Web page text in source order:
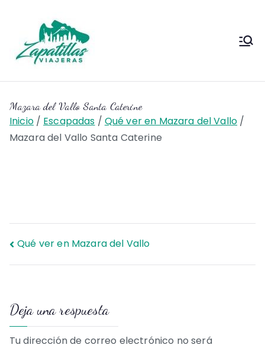
contenido
Viajeras
Mazara del Vallo Santa Caterine
Inicio Escapadas
Qué ver en Mazara del Vallo
Mazara del Vallo Santa Caterine
Navegación
entradas
Qué ver en Mazara del Vallo
Deja una respuesta
Tu dirección de correo electrónico no será